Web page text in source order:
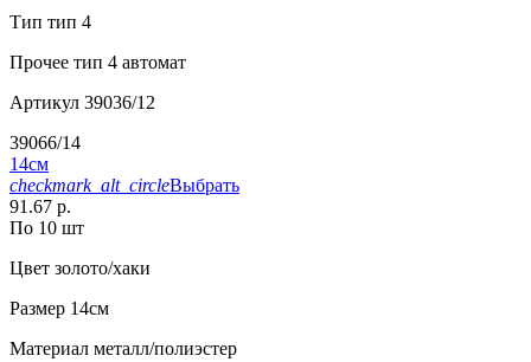
Тип тип 4
Прочее тип 4 автомат
Артикул 39036/12
39066/14
14см
checkmark_alt_circleВыбрать
91.67 р.
По 10 шт
Цвет золото/хаки
Размер 14см
Материал металл/полиэстер